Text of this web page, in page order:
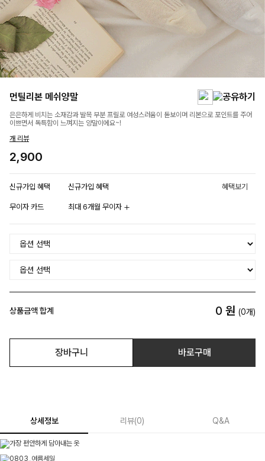
먼틸리본 메쉬양말
은은하게 비치는 소재감과 발목 부분 프릴로 여성스러움이 돋보이며 리본으로 포인트를 주어
이쁘면서 독특함이 느껴지는 양말이에요~!
개 리뷰
2,900
신규가입 혜택 신규가입 혜택 혜택보기
무이자 카드 최대 6개월 무이자
상품금액 합계 0 원 (0개)
장바구니 바로구매
상세정보 리뷰(0) Q&A